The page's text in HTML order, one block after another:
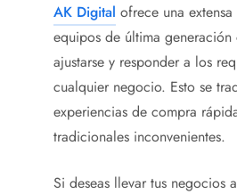
AK Digital ofrece una
equipos de última
ajustarse y responder a los
cualquier negocio. Esto se
experiencias de compra
tradicionales inconvenientes.
Si deseas llevar tus negocios